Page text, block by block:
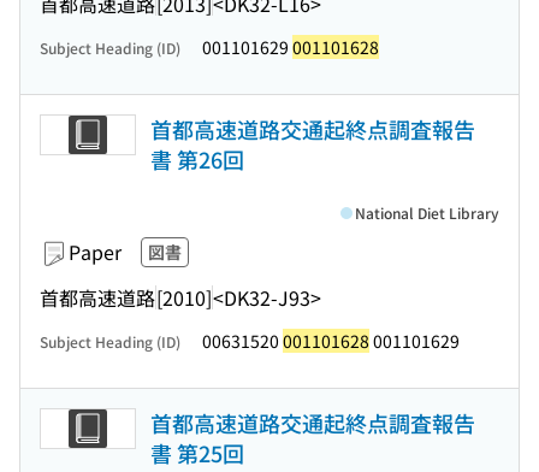
Subject Heading (ID) 001101629 001101628
首都高速道路交通起終点調査報告
書 第26回
Paper 図書
首都高速道路[2010]<DK32-J93>
National Diet Library
Subject Heading (ID) 00631520 001101628 001101629
首都高速道路交通起終点調査報告
書 第25回